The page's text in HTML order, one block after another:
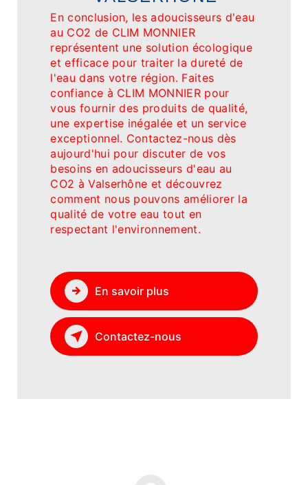
En conclusion, les adoucisseurs d'eau
au CO2 de CLIM MONNIER
représentent une solution écologique
et efficace pour traiter la dureté de
l'eau dans votre région. Faites
confiance à CLIM MONNIER pour
vous fournir des produits de qualité,
une expertise inégalée et un service
exceptionnel. Contactez-nous dès
aujourd'hui pour discuter de vos
besoins en adoucisseurs d'eau au
CO2 à Valserhône et découvrez
comment nous pouvons améliorer la
qualité de votre eau tout en
respectant l'environnement.
En savoir plus
Contactez-nous